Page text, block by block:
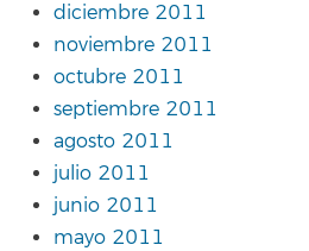
diciembre 2011
noviembre 2011
octubre 2011
septiembre 2011
agosto 2011
julio 2011
junio 2011
mayo 2011